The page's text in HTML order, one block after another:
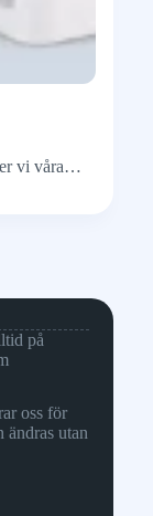
vi våra…
på
oss för
ändras utan